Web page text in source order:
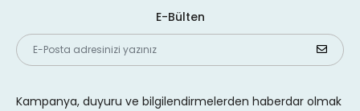
E-Bülten
Kampanya, duyuru ve bilgilendirmelerden haberdar olmak